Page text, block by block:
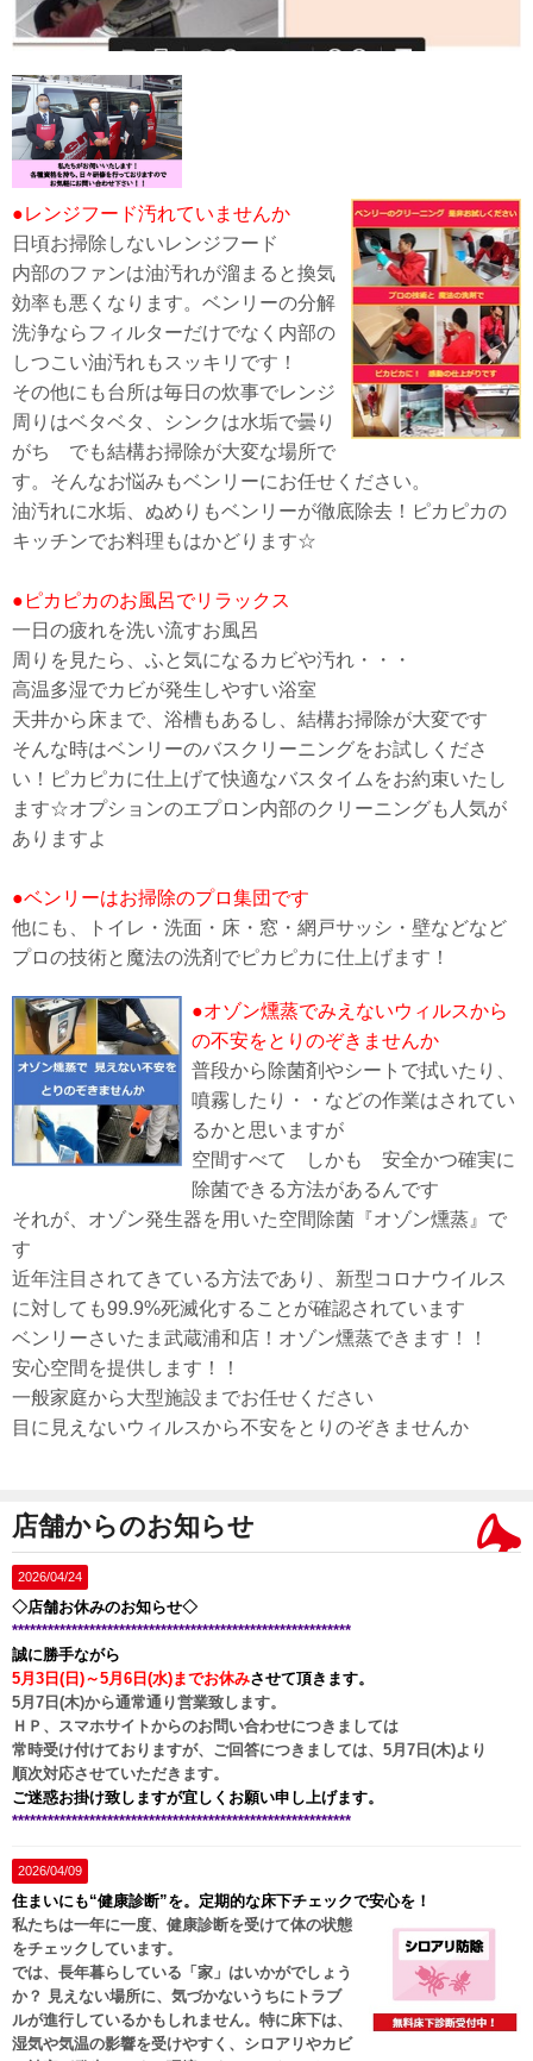
●レンジフード汚れていませんか
日頃お掃除しないレンジフード
内部のファンは油汚れが溜まると換気
効率も悪くなります。ベンリーの分解
洗浄ならフィルターだけでなく内部の
しつこい油汚れもスッキリです！
その他にも台所は毎日の炊事でレンジ
周りはベタベタ、シンクは水垢で曇り
がち でも結構お掃除が大変な場所で
す。そんなお悩みもベンリーにお任せください。
油汚れに水垢、ぬめりもベンリーが徹底除去！ピカピカの
キッチンでお料理もはかどります☆
●ピカピカのお風呂でリラックス
一日の疲れを洗い流すお風呂
周りを見たら、ふと気になるカビや汚れ・・・
高温多湿でカビが発生しやすい浴室
天井から床まで、浴槽もあるし、結構お掃除が大変です
そんな時はベンリーのバスクリーニングをお試しくださ
い！ピカピカに仕上げて快適なバスタイムをお約束いたし
ます☆オプションのエプロン内部のクリーニングも人気が
ありますよ
●ベンリーはお掃除のプロ集団です
他にも、トイレ・洗面・床・窓・網戸サッシ・壁などなど
プロの技術と魔法の洗剤でピカピカに仕上げます！
●オゾン燻蒸でみえないウィルスから
の不安をとりのぞきませんか
普段から除菌剤やシートで拭いたり、
噴霧したり・・などの作業はされてい
るかと思いますが
空間すべて しかも 安全かつ確実に
除菌できる方法があるんです
それが、オゾン発生器を用いた空間除菌『オゾン燻蒸』で
す
近年注目されてきている方法であり、新型コロナウイルス
に対しても99.9%死滅化することが確認されています
ベンリーさいたま武蔵浦和店！オゾン燻蒸できます！！
安心空間を提供します！！
一般家庭から大型施設までお任せください
目に見えないウィルスから不安をとりのぞきませんか
店舗からのお知らせ
2026/04/24
◇店舗お休みのお知らせ◇
*********************************************************
誠に勝手ながら
5月3日(日)～5月6日(水)までお休みさせて頂きます。
5月7日(木)から通常通り営業致します。
ＨＰ、スマホサイトからのお問い合わせにつきましては
常時受け付けておりますが、ご回答につきましては、5月7日(木)より
順次対応させていただきます。
ご迷惑お掛け致しますが宜しくお願い申し上げます。
*********************************************************
2026/04/09
住まいにも“健康診断”を。定期的な床下チェックで安心を！
私たちは一年に一度、健康診断を受けて体の状態
をチェックしています。
では、長年暮らしている「家」はいかがでしょう
か？ 見えない場所に、気づかないうちにトラブ
ルが進行しているかもしれません。特に床下は、
湿気や気温の影響を受けやすく、シロアリやカビ